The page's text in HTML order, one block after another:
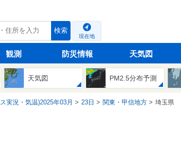
検索
現在地
観測 防災情報 天気図
天気図 PM2.5分布予測
実況・気温)2025年03月 23日 関東・甲信地方 埼玉県